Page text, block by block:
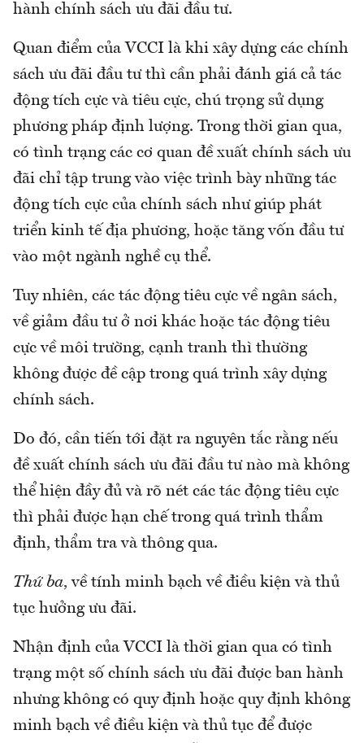
hành chính sách ưu đãi đầu tư.
Quan điểm của VCCI là khi xây dựng các chính
sách ưu đãi đầu tư thì cần phải đánh giá cả tác
động tích cực và tiêu cực, chú trọng sử dụng
phương pháp định lượng. Trong thời gian qua,
có tình trạng các cơ quan đề xuất chính sách ưu
đãi chỉ tập trung vào việc trình bày những tác
động tích cực của chính sách như giúp phát
triển kinh tế địa phương, hoặc tăng vốn đầu tư
vào một ngành nghề cụ thể.
Tuy nhiên, các tác động tiêu cực về ngân sách,
về giảm đầu tư ở nơi khác hoặc tác động tiêu
cực về môi trường, cạnh tranh thì thường
không được đề cập trong quá trình xây dựng
chính sách.
Do đó, cần tiến tới đặt ra nguyên tắc rằng nếu
đề xuất chính sách ưu đãi đầu tư nào mà không
thể hiện đầy đủ và rõ nét các tác động tiêu cực
thì phải được hạn chế trong quá trình thẩm
định, thẩm tra và thông qua.
Thứ ba, về tính minh bạch về điều kiện và thủ
tục hưởng ưu đãi.
Nhận định của VCCI là thời gian qua có tình
trạng một số chính sách ưu đãi được ban hành
nhưng không có quy định hoặc quy định không
minh bạch về điều kiện và thủ tục để được